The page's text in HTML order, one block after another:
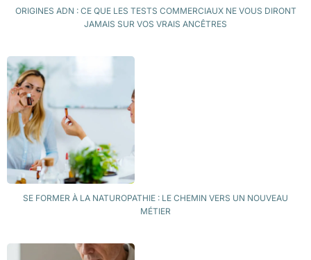
ORIGINES ADN : CE QUE LES TESTS COMMERCIAUX NE VOUS DIRONT
JAMAIS SUR VOS VRAIS ANCÊTRES
SE FORMER À LA NATUROPATHIE : LE CHEMIN VERS UN NOUVEAU
MÉTIER